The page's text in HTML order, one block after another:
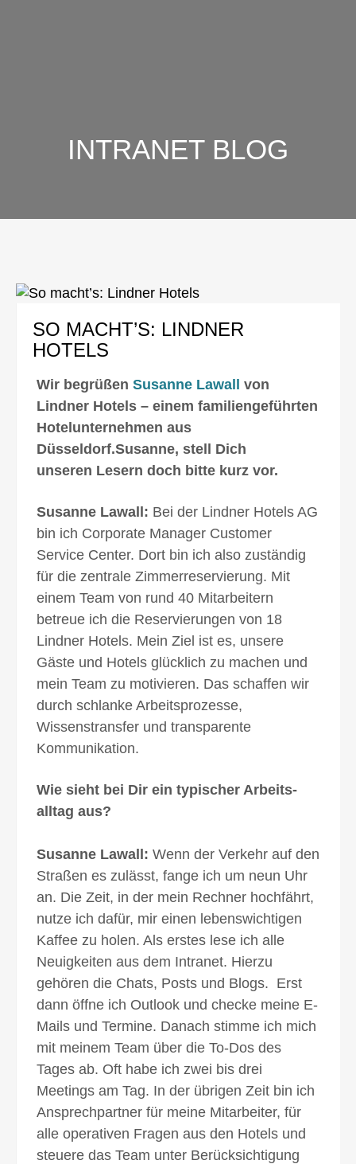
INTRANET BLOG
SO MACHT’S: LINDNER
HOTELS
Wir begrüßen Susanne Lawall von
Lindner Hotels – einem familiengeführten
Hotelunternehmen aus
Düsseldorf.Susanne, stell Dich
unseren Lesern doch bitte kurz vor.
Susanne Lawall: Bei der Lindner Hotels AG
bin ich Corporate Manager Customer
Service Center. Dort bin ich also zuständig
für die zentrale Zimmerreservierung. Mit
einem Team von rund 40 Mitarbeitern
betreue ich die Reservierungen von 18
Lindner Hotels. Mein Ziel ist es, unsere
Gäste und Hotels glücklich zu machen und
mein Team zu motivieren. Das schaffen wir
durch schlanke Arbeitsprozesse,
Wissenstransfer und transparente
Kommunikation.
Wie sieht bei Dir ein typischer Arbeits­
alltag aus?
Susanne Lawall: Wenn der Verkehr auf den
Straßen es zulässt, fange ich um neun Uhr
an. Die Zeit, in der mein Rechner hochfährt,
nutze ich dafür, mir einen lebenswichtigen
Kaffee zu holen. Als erstes lese ich alle
Neuigkeiten aus dem Intranet. Hierzu
gehören die Chats, Posts und Blogs. Erst
dann öffne ich Outlook und checke meine E-
Mails und Termine. Danach stimme ich mich
mit meinem Team über die To-Dos des
Tages ab. Oft habe ich zwei bis drei
Meetings am Tag. In der übrigen Zeit bin ich
Ansprechpartner für meine Mitarbeiter, für
alle operativen Fragen aus den Hotels und
steuere das Team unter Berücksichtigung